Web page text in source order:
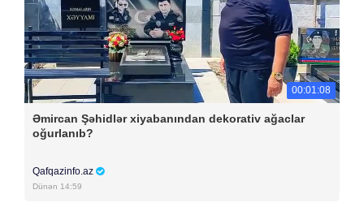
00:01:08
Əmircan Şəhidlər xiyabanından dekorativ ağaclar
oğurlanıb?
Qafqazinfo.az
Dünən 14:59